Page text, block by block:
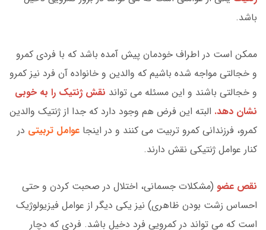
باشد.
ممکن است در اطراف خودمان پیش آمده باشد که با فردی کمرو
و خجالتی مواجه شده باشیم که والدین و خانواده آن فرد نیز کمرو
و خجالتی باشند و این مسئله می تواند نقش ژنتیک را به خوبی
نشان دهد. البته این فرض هم وجود دارد که جدا از ژنتیک والدین
کمرو، فرزندانی کمرو تربیت می کنند و در اینجا عوامل تربیتی در
کنار عوامل ژنتیکی نقش دارند.
نقص عضو (مشکلات جسمانی، اختلال در صحبت کردن و حتی
احساس زشت بودن ظاهری) نیز یکی دیگر از عوامل فیزیولوژیک
است که می تواند در کمرویی فرد دخیل باشد. فردی که دچار